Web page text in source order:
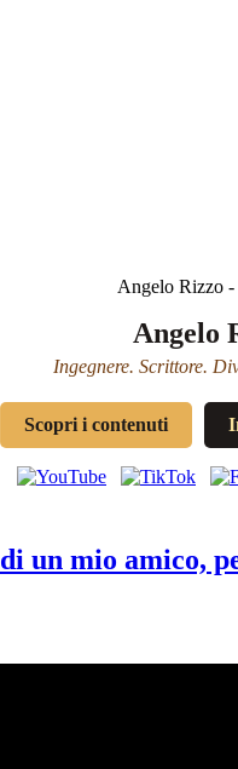
Angelo
Ingegnere. Scrittore.
Scopri i contenuti
un mio amico,